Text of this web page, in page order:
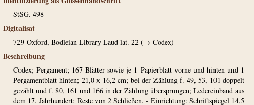
StSG. 498
Digitalisat
729 Oxford, Bodleian Library Laud lat. 22 (→ Codex)
Beschreibung
Codex; Pergament; 167 Blätter sowie je 1 Papierblatt vorne und hinten und 1
Pergamentblatt hinten; 21,0 x 16,2 cm; bei der Zählung f. 49, 53, 101 doppelt
gezählt und f. 80, 161 und 166 in der Zählung übersprungen; Ledereinband aus
dem 17. Jahrhundert; Reste von 2 Schließen. - Einrichtung: Schriftspiegel 14,5